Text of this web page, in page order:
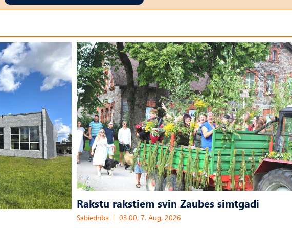
Rakstu rakstiem svin Zaubes simtgadi
Sabiedrība 03:00, 7. Aug, 2026